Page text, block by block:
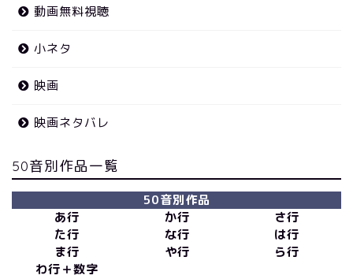
動画無料視聴
小ネタ
映画
映画ネタバレ
50音別作品一覧
50音別作品
あ行
か行
さ行
た行
な行
は行
ま行
や行
ら行
わ行＋数字